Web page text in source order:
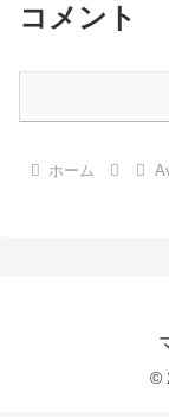
コメント
ホーム
©